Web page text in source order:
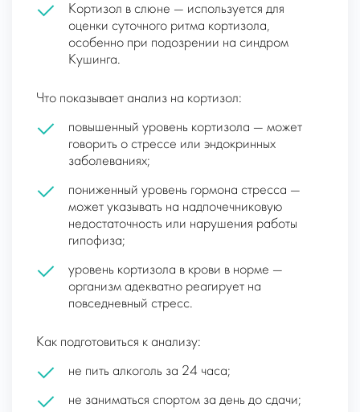
Кортизол в слюне — используется для
оценки суточного ритма кортизола,
особенно при подозрении на синдром
Кушинга.
Что показывает анализ на кортизол:
повышенный уровень кортизола — может
говорить о стрессе или эндокринных
заболеваниях;
пониженный уровень гормона стресса —
может указывать на надпочечниковую
недостаточность или нарушения работы
гипофиза;
уровень кортизола в крови в норме —
организм адекватно реагирует на
повседневный стресс.
Как подготовиться к анализу:
не пить алкоголь за 24 часа;
не заниматься спортом за день до сдачи;